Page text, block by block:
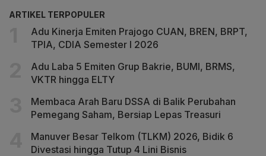
ARTIKEL TERPOPULER
Adu Kinerja Emiten Prajogo CUAN, BREN, BRPT,
TPIA, CDIA Semester I 2026
Adu Laba 5 Emiten Grup Bakrie, BUMI, BRMS,
VKTR hingga ELTY
Membaca Arah Baru DSSA di Balik Perubahan
Pemegang Saham, Bersiap Lepas Treasuri
Manuver Besar Telkom (TLKM) 2026, Bidik 6
Divestasi hingga Tutup 4 Lini Bisnis